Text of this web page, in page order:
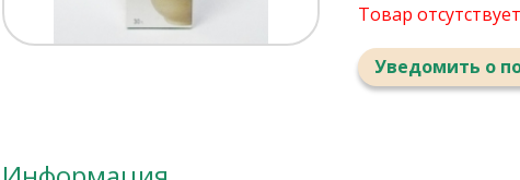
Товар
Уведомить о